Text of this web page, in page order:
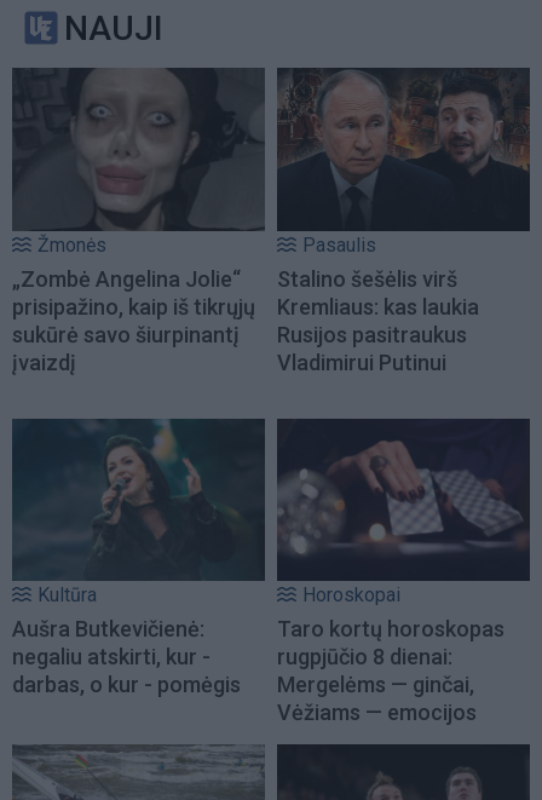
NAUJI
Žmonės
„Zombė Angelina Jolie“
prisipažino, kaip iš tikrųjų
sukūrė savo šiurpinantį
įvaizdį
Pasaulis
Stalino šešėlis virš
Kremliaus: kas laukia
Rusijos pasitraukus
Vladimirui Putinui
Kultūra
Aušra Butkevičienė:
negaliu atskirti, kur -
darbas, o kur - pomėgis
Horoskopai
Taro kortų horoskopas
rugpjūčio 8 dienai:
Mergelėms — ginčai,
Vėžiams — emocijos